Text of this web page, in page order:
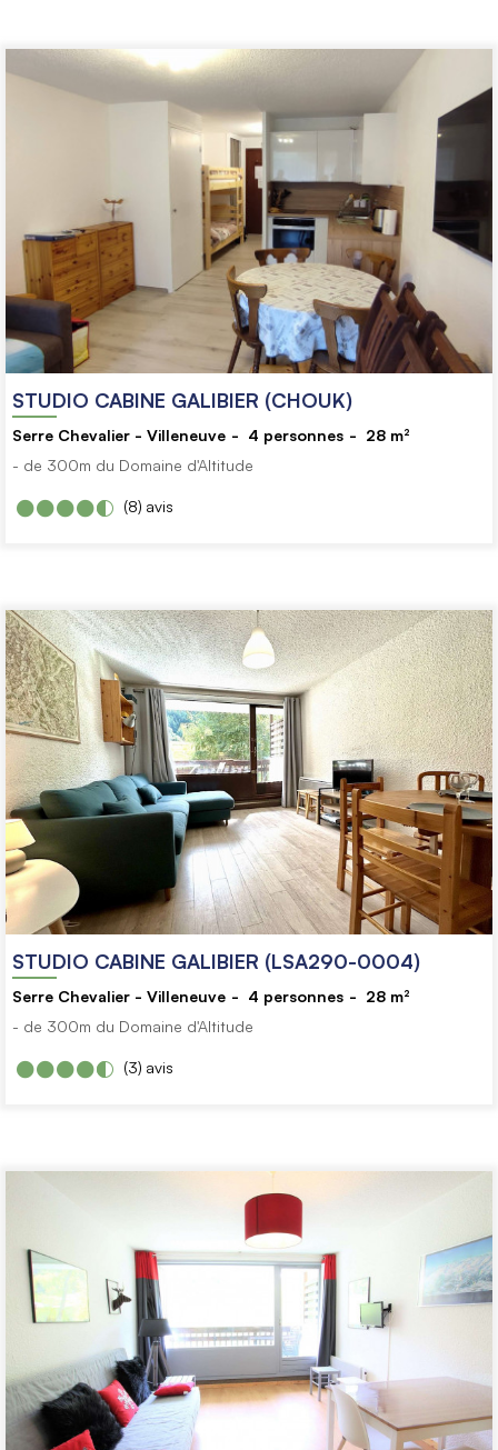
STUDIO CABINE GALIBIER (CHOUK)
Serre Chevalier - Villeneuve 4 personnes 28 m²
- de 300m du Domaine d'Altitude
avis
(8)
STUDIO CABINE GALIBIER (LSA290-0004)
Serre Chevalier - Villeneuve 4 personnes 28 m²
- de 300m du Domaine d'Altitude
avis
(3)